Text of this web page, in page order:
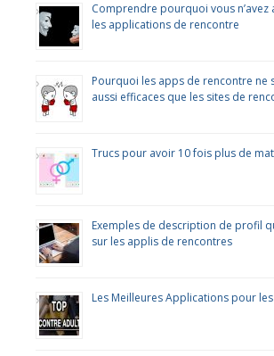
Comprendre pourquoi vous n’avez
les applications de rencontre
Pourquoi les apps de rencontre ne
aussi efficaces que les sites de
Trucs pour avoir 10 fois plus de
Exemples de description de profil
sur les applis de rencontres
Les Meilleures Applications pour